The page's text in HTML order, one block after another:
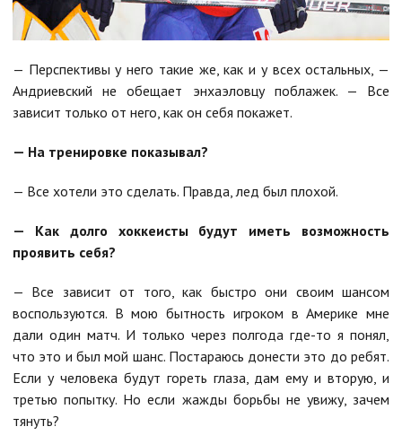
— Перспективы у него такие же, как и у всех остальных, —
Андриевский не обещает энхаэловцу поблажек. — Все
зависит только от него, как он себя покажет.
— На тренировке показывал?
— Все хотели это сделать. Правда, лед был плохой.
— Как долго хоккеисты будут иметь возможность
проявить себя?
— Все зависит от того, как быстро они своим шансом
воспользуются. В мою бытность игроком в Америке мне
дали один матч. И только через полгода где-то я понял,
что это и был мой шанс. Постараюсь донести это до ребят.
Если у человека будут гореть глаза, дам ему и вторую, и
третью попытку. Но если жажды борьбы не увижу, зачем
тянуть?